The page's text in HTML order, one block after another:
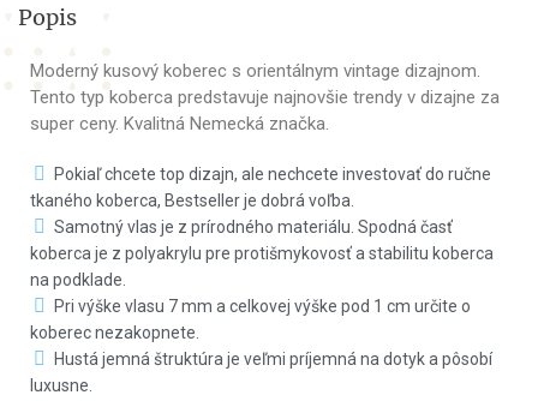
Popis
Moderný kusový koberec s orientálnym vintage dizajnom.
Tento typ koberca predstavuje najnovšie trendy v dizajne za
super ceny. Kvalitná Nemecká značka.
Pokiaľ chcete top dizajn, ale nechcete investovať do ručne
tkaného koberca, Bestseller je dobrá voľba.
Samotný vlas je z prírodného materiálu. Spodná časť
koberca je z polyakrylu pre protišmykovosť a stabilitu koberca
na podklade.
Pri výške vlasu 7 mm a celkovej výške pod 1 cm určite o
koberec nezakopnete.
Hustá jemná štruktúra je veľmi príjemná na dotyk a pôsobí
luxusne.